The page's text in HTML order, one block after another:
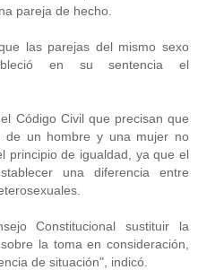
pareja de hecho.
las parejas del mismo sexo
en su sentencia el
Código Civil que precisan que
de un hombre y una mujer no
principio de igualdad, ya que el
una diferencia entre
Constitucional sustituir la
la toma en consideración,
de situación", indicó.